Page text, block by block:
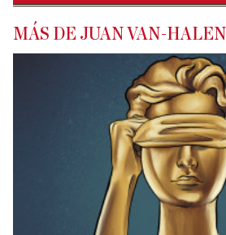
MÁS DE JUAN VAN-HALEN